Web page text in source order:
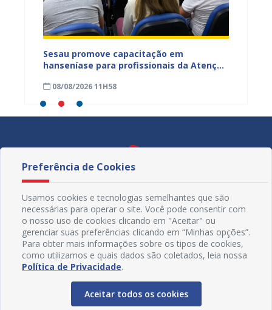
Sesau promove capacitação em
hanseníase para profissionais da Atenção
08/08/2026 11H58
Redes Sociais
Preferência de Cookies
Usamos cookies e tecnologias semelhantes que são
necessárias para operar o site. Você pode consentir com
o nosso uso de cookies clicando em "Aceitar" ou
gerenciar suas preferências clicando em “Minhas opções”.
Para obter mais informações sobre os tipos de cookies,
como utilizamos e quais dados são coletados, leia nossa
Política de Privacidade.
Aceitar todos os cookies